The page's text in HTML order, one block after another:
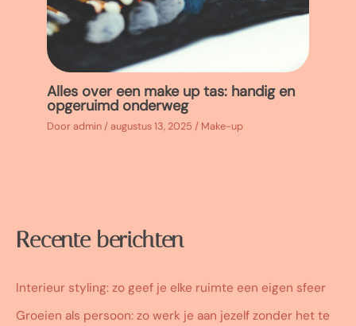
Alles over een make up tas: handig en
opgeruimd onderweg
Dooradmin /augustus 13, 2025 / Make-up
Recente berichten
Interieur styling: zo geef je elke ruimte een eigen sfeer
Groeien als persoon: zo werk je aan jezelf zonder het te